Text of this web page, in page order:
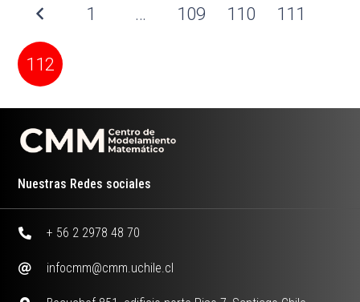
1 … 109 110 111
112
Nuestras Redes sociales
+ 56 2 2978 48 70
infocmm@cmm.uchile.cl